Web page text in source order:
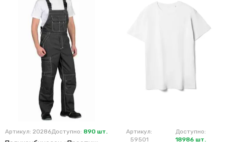
Артикул: 20286Доступно: 890 шт.
Артикул:
59501
Доступно:
18986 шт.